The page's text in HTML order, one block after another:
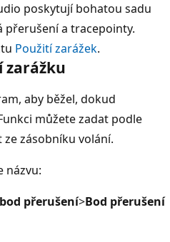
poskytují bohatou sadu
a tracepointy.
Použití zarážek.
zarážku
aby běžel, dokud
můžete zadat podle
zásobníku volání.
názvu:
přerušení>Bod přerušení